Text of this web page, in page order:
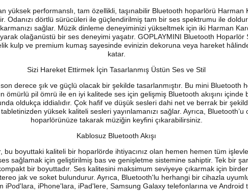
yüksek performanslı, tam özellikli, taşınabilir Bluetooth hoparlörü Harman
Odanızı dörtlü sürücüleri ile güçlendirilmiş tam bir ses spektrumu ile
sağlar. Müzik dinleme deneyiminizi yükseltmek için iki Harman
olağanüstü bir ses deneyimi yaşatır. GOPLAYMINI Bluetooth Hoparlör
kulp ve premium kumaş sayesinde evinizin dekoruna veya hareket
katar.
Sizi Hareket Ettirmek İçin Tasarlanmış Üstün Ses ve Stil
derece şık ve güçlü olacak bir şekilde tasarlanmıştır. Bu mini Bluetooth
pil ömrü ile en iyi kalitede ses için gelişmiş Bluetooth akışını içinde
oldukça iddialıdır. Çok hafif ve düşük sesleri dahi net ve berrak bir
yüksek kaliteli sesleri yayınlamanızı sağlar. Ayrıca,
hoparlörünüze takarak müziğin keyfini çıkarabilirsiniz.
Kablosuz Bluetooth Akışı
boyuttaki kaliteli bir hoparlörde ihtiyacınız olan hemen hemen tüm
sağlamak için geliştirilmiş bas ve genişletme sistemine sahiptir. Tek bir
bir boyuttadır. Ses kalitesini maksimum seviyeye çıkarmak için
jak ve soket bulundurur. Ayrıca, Bluetooth'lu herhangi bir cihazla
iPod'lara, iPhone'lara, iPad'lere, Samsung Galaxy telefonlarına ve Android